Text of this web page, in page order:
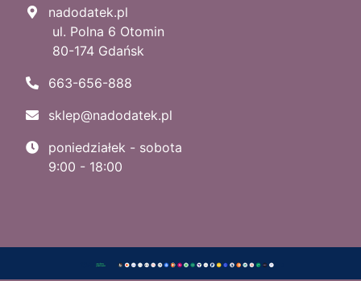
nadodatek.pl
ul. Polna 6 Otomin
80-174 Gdańsk
663-656-888
sklep@nadodatek.pl
poniedziałek - sobota
9:00 - 18:00